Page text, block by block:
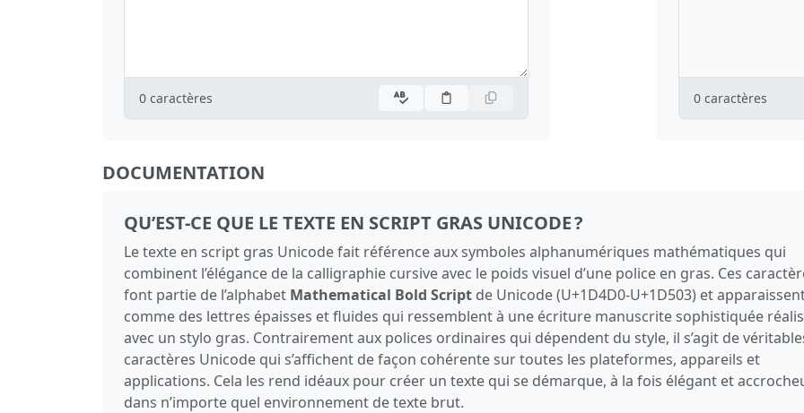
0 caractères 0 caractères
DOCUMENTATION
QU’EST-CE QUE LE TEXTE EN SCRIPT GRAS UNICODE ?
Le texte en script gras Unicode fait référence aux symboles alphanumériques mathématiques qui
combinent l’élégance de la calligraphie cursive avec le poids visuel d’une police en gras. Ces
font partie de l’alphabet Mathematical Bold Script de Unicode (U+1D4D0‑U+1D503) et
comme des lettres épaisses et fluides qui ressemblent à une écriture manuscrite sophistiquée
avec un stylo gras. Contrairement aux polices ordinaires qui dépendent du style, il s’agit de
caractères Unicode qui s’affichent de façon cohérente sur toutes les plateformes, appareils et
applications. Cela les rend idéaux pour créer un texte qui se démarque, à la fois élégant et
dans n’importe quel environnement de texte brut.